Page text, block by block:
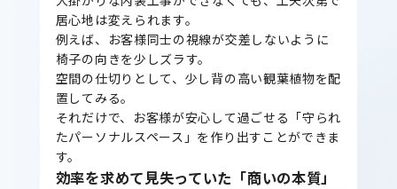
居心地は変えられます。
例えば、お客様同士の視線が交差しないように
椅子の向きを少しズラす。
空間の仕切りとして、少し背の高い観葉植物を配
置してみる。
それだけで、お客様が安心して過ごせる「守られ
たパーソナルスペース」を作り出すことができま
す。
効率を求めて見失っていた「商いの本質」